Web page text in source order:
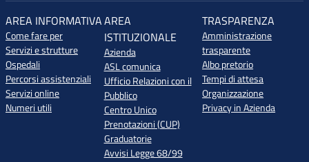
AREA INFORMATIVA
Come fare per
Servizi e strutture
Ospedali
Percorsi assistenziali
Servizi online
Numeri utili
AREA
ISTITUZIONALE
Azienda
ASL comunica
Ufficio Relazioni con il
Pubblico
Centro Unico
Prenotazioni (CUP)
Graduatorie
Avvisi Legge 68/99
TRASPARENZA
Amministrazione
trasparente
Albo pretorio
Tempi di attesa
Organizzazione
Privacy in Azienda